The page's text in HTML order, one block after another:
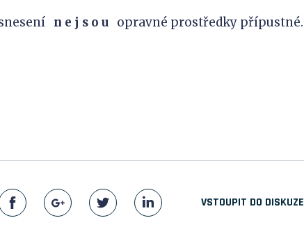
n e j s o u opravné prostředky přípustné.
VSTOUPIT DO DISKUZE